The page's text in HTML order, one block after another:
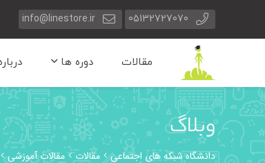
05132727070
info@linestore.ir
مقالات دوره ها
وبلاگ
دانشگاه شبکه های اجتماعی مقالات مقالات آموزشی